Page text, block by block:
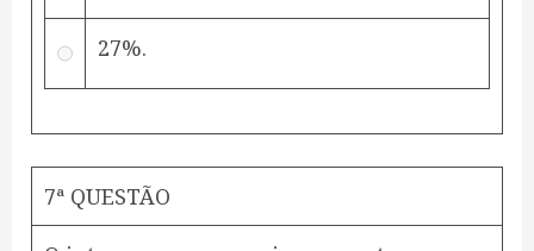
27%.
7ª QUESTÃO